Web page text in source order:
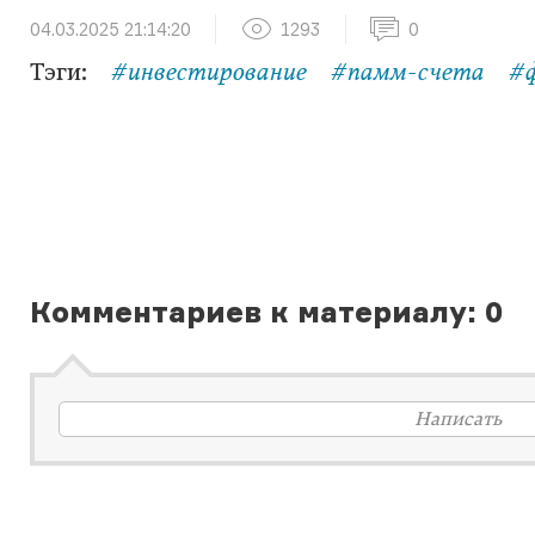
04.03.2025 21:14:20 1293 0
Тэги: #инвестирование #памм-счета
Комментариев к материалу: 0
Написать